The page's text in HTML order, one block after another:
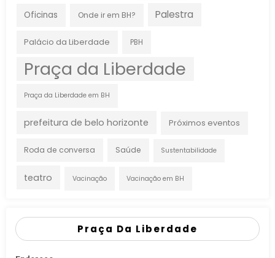
Oficinas Onde ir em BH? Palestra
Palácio da Liberdade PBH
Praça da Liberdade
Praça da Liberdade em BH
prefeitura de belo horizonte Próximos eventos
Roda de conversa Saúde Sustentabilidade
teatro Vacinação Vacinação em BH
Praça Da Liberdade